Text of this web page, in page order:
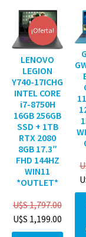
¡Oferta!
LENOVO
LEGION
Y740-17ICHG
INTEL CORE
i7-8750H
16GB 256GB
SSD + 1TB
RTX 2080
8GB 17.3″
FHD 144HZ
WIN11
*OUTLET*
U$S1,797.00
U$S 1,199.00